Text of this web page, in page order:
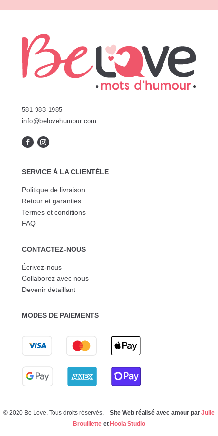
581 983-1985
info@belovehumour.com
SERVICE À LA CLIENTÈLE
Politique de livraison
Retour et garanties
Termes et conditions
FAQ
CONTACTEZ-NOUS
Écrivez-nous
Collaborez avec nous
Devenir détaillant
MODES DE PAIEMENTS
© 2020 Be Love. Tous droits réservés. – Site Web réalisé avec amour par Julie
Brouillette et Hoola Studio